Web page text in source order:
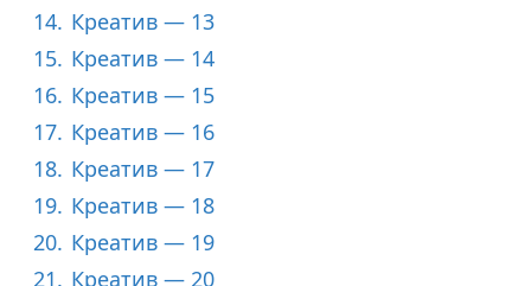
14. Креатив — 13
15. Креатив — 14
16. Креатив — 15
17. Креатив — 16
18. Креатив — 17
19. Креатив — 18
20. Креатив — 19
21. Креатив — 20